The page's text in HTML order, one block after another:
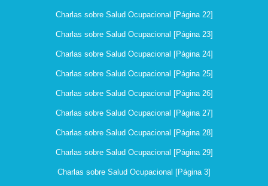
Charlas sobre Salud Ocupacional [Página 22]
Charlas sobre Salud Ocupacional [Página 23]
Charlas sobre Salud Ocupacional [Página 24]
Charlas sobre Salud Ocupacional [Página 25]
Charlas sobre Salud Ocupacional [Página 26]
Charlas sobre Salud Ocupacional [Página 27]
Charlas sobre Salud Ocupacional [Página 28]
Charlas sobre Salud Ocupacional [Página 29]
Charlas sobre Salud Ocupacional [Página 3]